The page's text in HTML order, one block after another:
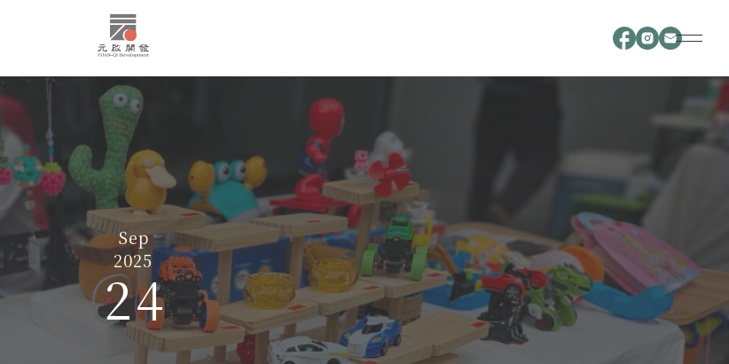
Sep
2025
24